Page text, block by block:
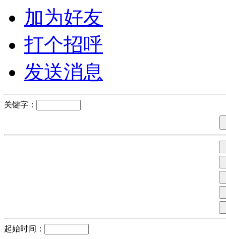
加为好友
打个招呼
发送消息
关键字：
起始时间：